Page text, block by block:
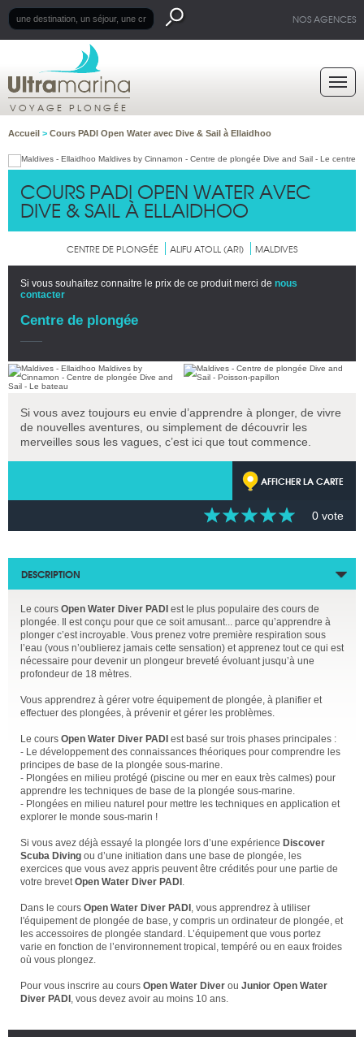
NOS AGENCES
VOYAGE PLONGÉE
Accueil > Cours PADI Open Water avec Dive & Sail à Ellaidhoo
COURS PADI OPEN WATER AVEC
DIVE & SAIL À ELLAIDHOO
CENTRE DE PLONGÉE ALIFU ATOLL (ARI) MALDIVES
Si vous souhaitez connaitre le prix de ce produit merci de nous
contacter
Centre de plongée
Si vous avez toujours eu envie d’apprendre à plonger, de vivre
de nouvelles aventures, ou simplement de découvrir les
merveilles sous les vagues, c’est ici que tout commence.
AFFICHER LA CARTE
0 vote
DESCRIPTION
Le cours Open Water Diver PADI est le plus populaire des cours de
plongée. Il est conçu pour que ce soit amusant... parce qu’apprendre à
plonger c’est incroyable. Vous prenez votre première respiration sous
l’eau (vous n’oublierez jamais cette sensation) et apprenez tout ce qui est
nécessaire pour devenir un plongeur breveté évoluant jusqu’à une
profondeur de 18 mètres.
Vous apprendrez à gérer votre équipement de plongée, à planifier et
effectuer des plongées, à prévenir et gérer les problèmes.
Le cours Open Water Diver PADI est basé sur trois phases principales :
- Le développement des connaissances théoriques pour comprendre les
principes de base de la plongée sous-marine.
- Plongées en milieu protégé (piscine ou mer en eaux très calmes) pour
apprendre les techniques de base de la plongée sous-marine.
- Plongées en milieu naturel pour mettre les techniques en application et
explorer le monde sous-marin !
Si vous avez déjà essayé la plongée lors d’une expérience Discover
Scuba Diving ou d’une initiation dans une base de plongée, les
exercices que vous avez appris peuvent être crédités pour une partie de
votre brevetOpen Water Diver PADI .
Dans le cours Open Water Diver PADI , vous apprendrez à utiliser
l'équipement de plongée de base, y compris un ordinateur de plongée, et
les accessoires de plongée standard. L’équipement que vous portez
varie en fonction de l’environnement tropical, tempéré ou en eaux froides
où vous plongez.
Pour vous inscrire au cours Open Water Diver ou Junior Open Water
Diver PADI , vous devez avoir au moins 10 ans.